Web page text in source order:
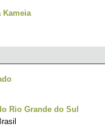
Kameia
Rio Grande do Sul